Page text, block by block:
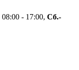
08:00 - 17:00, Сб.-